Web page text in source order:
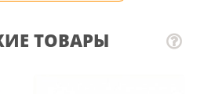
ТОВАРЫ